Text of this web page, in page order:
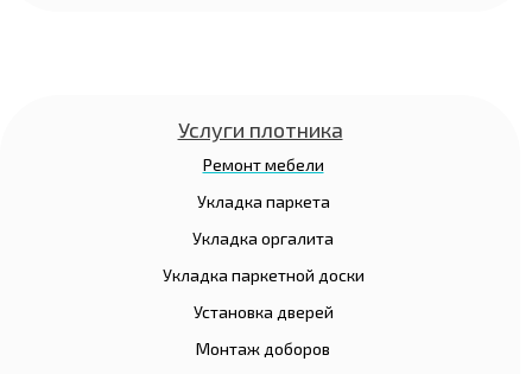
Услуги плотника
Ремонт мебели
Укладка паркета
Укладка оргалита
Укладка паркетной доски
Установка дверей
Монтаж доборов